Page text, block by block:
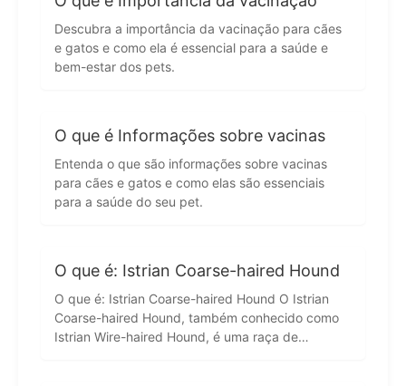
Descubra a importância da vacinação para cães
e gatos e como ela é essencial para a saúde e
bem-estar dos pets.
O que é Informações sobre vacinas
Entenda o que são informações sobre vacinas
para cães e gatos e como elas são essenciais
para a saúde do seu pet.
O que é: Istrian Coarse-haired Hound
O que é: Istrian Coarse-haired Hound O Istrian
Coarse-haired Hound, também conhecido como
Istrian Wire-haired Hound, é uma raça de…